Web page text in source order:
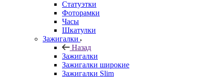
Статуэтки
Фоторамки
Часы
Шкатулки
Зажигалки
Назад
Зажигалки
Зажигалки широкие
Зажигалки Slim